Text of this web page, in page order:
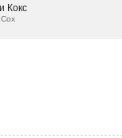
Кокс